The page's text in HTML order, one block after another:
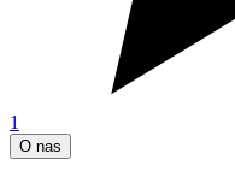
1
O nas